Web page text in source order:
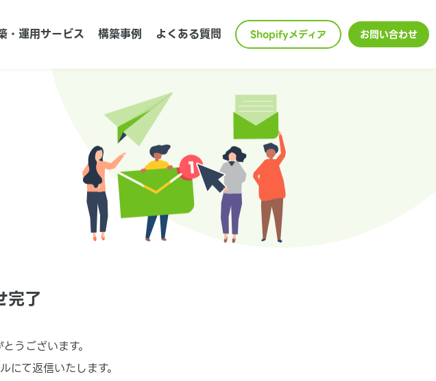
・運用サービス 構築事例 よくある質問 Shopifyメディア お問い合わせ
完了
うございます。
て返信いたします。